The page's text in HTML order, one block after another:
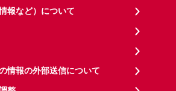
報など）について
情報の外部送信について